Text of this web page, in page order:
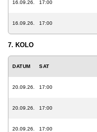
16.09.26. 17:00
16.09.26. 17:00
7. KOLO
DATUM SAT
20.09.26. 17:00
20.09.26. 17:00
20.09.26. 17:00